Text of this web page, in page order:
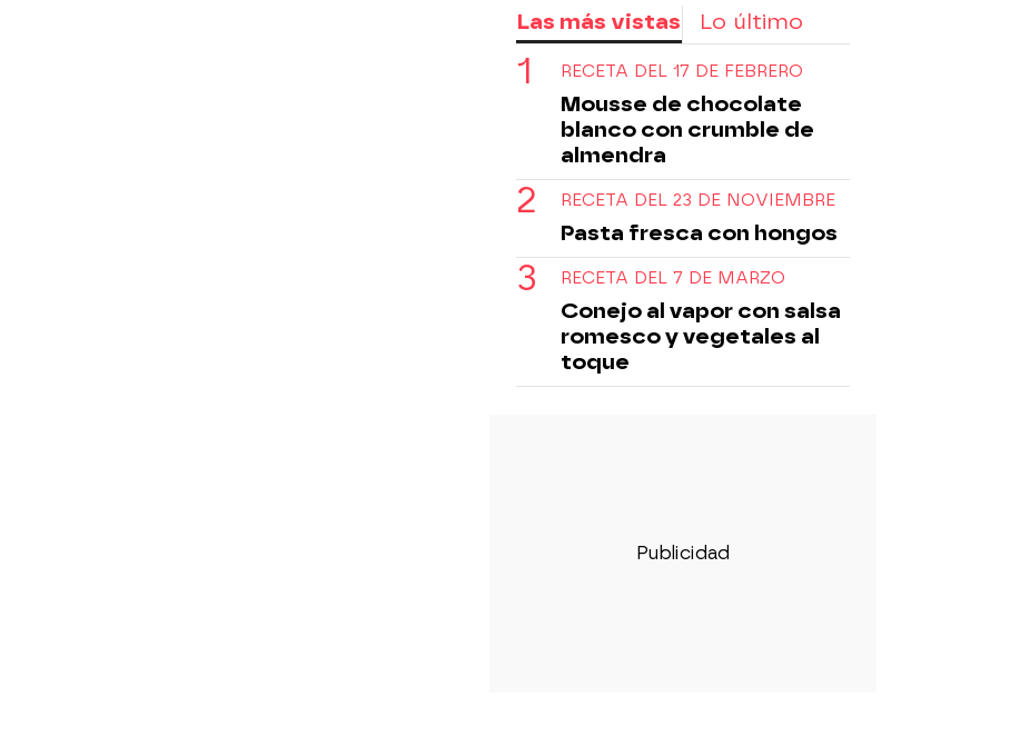
Las más vistas Lo último
RECETA DEL 17 DE FEBRERO
Mousse de chocolate
blanco con crumble de
almendra
RECETA DEL 23 DE NOVIEMBRE
Pasta fresca con hongos
RECETA DEL 7 DE MARZO
Conejo al vapor con salsa
romesco y vegetales al
toque